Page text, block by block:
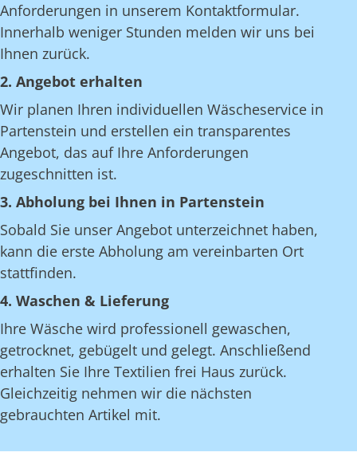
Anforderungen in unserem Kontaktformular.
Innerhalb weniger Stunden melden wir uns bei
Ihnen zurück.
2. Angebot erhalten
Wir planen Ihren individuellen Wäscheservice in
Partenstein und erstellen ein transparentes
Angebot, das auf Ihre Anforderungen
zugeschnitten ist.
3. Abholung bei Ihnen in Partenstein
Sobald Sie unser Angebot unterzeichnet haben,
kann die erste Abholung am vereinbarten Ort
stattfinden.
4. Waschen & Lieferung
Ihre Wäsche wird professionell gewaschen,
getrocknet, gebügelt und gelegt. Anschließend
erhalten Sie Ihre Textilien frei Haus zurück.
Gleichzeitig nehmen wir die nächsten
gebrauchten Artikel mit.